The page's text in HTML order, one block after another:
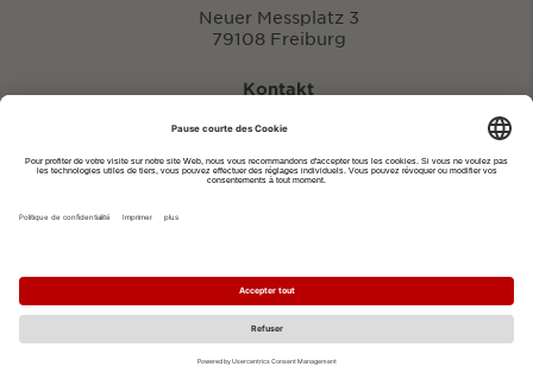
Neuer Messplatz 3
79108 Freiburg
Kontakt
eventportal@fwtm.de
Imprimer